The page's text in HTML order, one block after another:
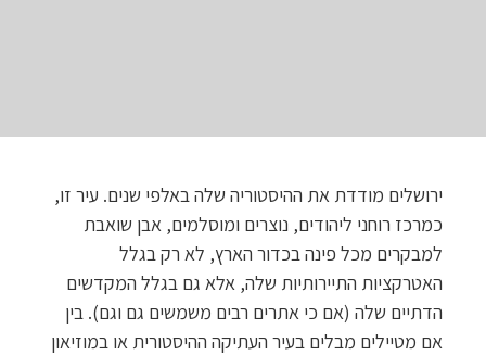
ירושלים מודדת את ההיסטוריה שלה באלפי שנים. עיר זו,
כמרכז רוחני ליהודים, נוצרים ומוסלמים, אבן שואבת
למבקרים מכל פינה בכדור הארץ, לא רק בגלל
האטרקציות התיירותיות שלה, אלא גם בגלל המקדשים
הדתיים שלה (אם כי אתרים רבים משמשים גם וגם). בין
אם מטיילים מבלים בעיר העתיקה ההיסטורית או במוזיאון